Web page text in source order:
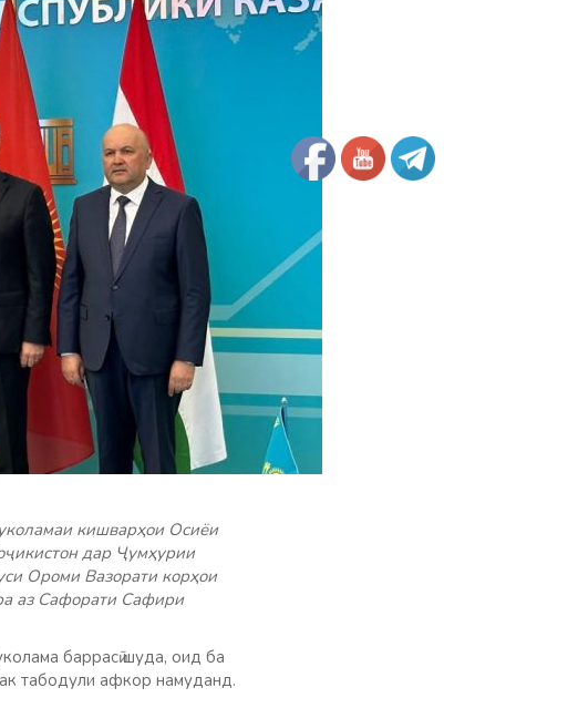
кишварҳои Осиёи
дар Ҷумҳурии
Ороми Вазорати корҳои
аз Сафорати Сафири
баррасӣ шуда, оид ба
табодули афкор намуданд.